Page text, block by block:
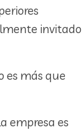
invitado
es más que
empresa es